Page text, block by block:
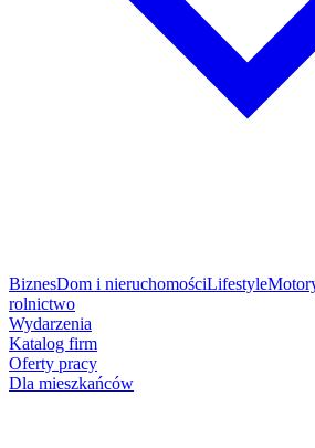
BiznesDom i nieruchomościLifestyle
rolnictwo
Wydarzenia
Katalog firm
Oferty pracy
Dla mieszkańców